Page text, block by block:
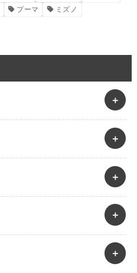
プーマ
ミズノ